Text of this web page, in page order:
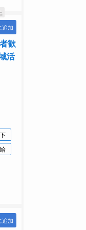
追加
歓
活
追加